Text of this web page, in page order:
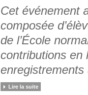
Cet événement
composée
de l’École
contributions en
Lire la suite